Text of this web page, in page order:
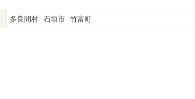
多良間村 石垣市 竹富町